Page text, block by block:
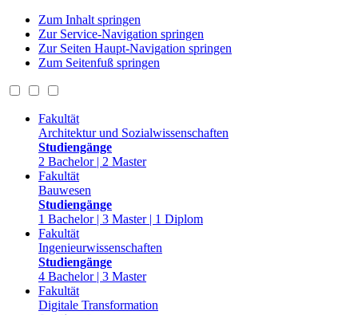
Zum Inhalt springen
Zur Service-Navigation springen
Zur Seiten Haupt-Navigation springen
Zum Seitenfuß springen
Fakultät
Architektur und Sozialwissenschaften
Studiengänge
2 Bachelor | 2 Master
Fakultät
Bauwesen
Studiengänge
1 Bachelor | 3 Master | 1 Diplom
Fakultät
Ingenieurwissenschaften
Studiengänge
4 Bachelor | 3 Master
Fakultät
Digitale Transformation